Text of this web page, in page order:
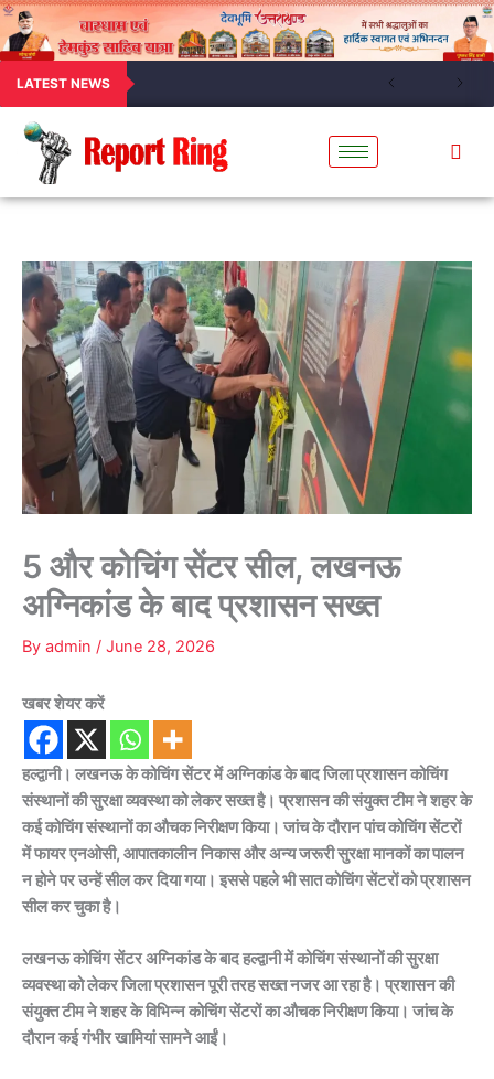
LATEST NEWS
5 और कोचिंग सेंटर सील, लखनऊ
अग्निकांड के बाद प्रशासन सख्त
By admin / June 28, 2026
खबर शेयर करें
हल्द्वानी। लखनऊ के कोचिंग सेंटर में अग्निकांड के बाद जिला प्रशासन कोचिंग
संस्थानों की सुरक्षा व्यवस्था को लेकर सख्त है। प्रशासन की संयुक्त टीम ने शहर के
कई कोचिंग संस्थानों का औचक निरीक्षण किया। जांच के दौरान पांच कोचिंग सेंटरों
में फायर एनओसी, आपातकालीन निकास और अन्य जरूरी सुरक्षा मानकों का पालन
न होने पर उन्हें सील कर दिया गया। इससे पहले भी सात कोचिंग सेंटरों को प्रशासन
सील कर चुका है।
लखनऊ कोचिंग सेंटर अग्निकांड के बाद हल्द्वानी में कोचिंग संस्थानों की सुरक्षा
व्यवस्था को लेकर जिला प्रशासन पूरी तरह सख्त नजर आ रहा है। प्रशासन की
संयुक्त टीम ने शहर के विभिन्न कोचिंग सेंटरों का औचक निरीक्षण किया। जांच के
दौरान कई गंभीर खामियां सामने आईं।